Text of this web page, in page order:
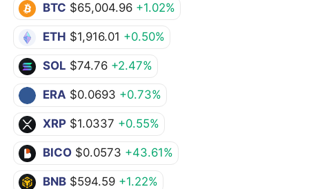
BTC $65,004.96 +1.02%
ETH $1,916.01 +0.50%
SOL $74.76 +2.47%
ERA $0.0693 +0.73%
XRP $1.0337 +0.55%
BICO $0.0573 +43.61%
BNB $594.59 +1.22%